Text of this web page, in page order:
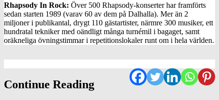
Rhapsody In Rock: Över 500 Rhapsody-konserter har framförts
sedan starten 1989 (varav 60 av dem på Dalhalla). Mer än 2
miljoner i publikantal, drygt 110 gästartister, närmre 300 musiker, ett
hundratal tekniker med oändligt många turnémil i bagaget, samt
oräkneliga övningstimmar i repetitionslokaler runt om i hela världen.
Continue Reading